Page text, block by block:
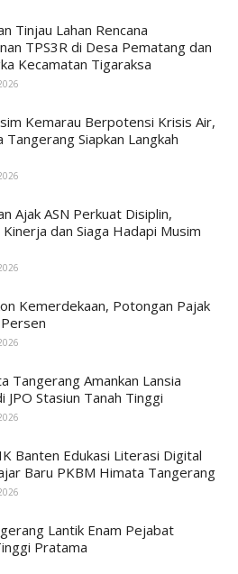
Tinjau Lahan Rencana
TPS3R di Desa Pematang dan
Kecamatan Tigaraksa
Kemarau Berpotensi Krisis Air,
Tangerang Siapkan Langkah
Ajak ASN Perkuat Disiplin,
dan Siaga Hadapi Musim
Kemerdekaan, Potongan Pajak
Tangerang Amankan Lansia
JPO Stasiun Tanah Tinggi
Banten Edukasi Literasi Digital
Baru PKBM Himata Tangerang
Lantik Enam Pejabat
Pratama